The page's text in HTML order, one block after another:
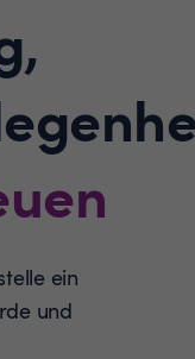
ein
und